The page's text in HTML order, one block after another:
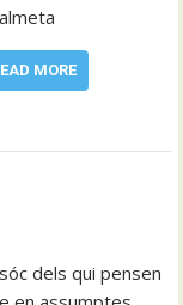
MORE
dels qui pensen